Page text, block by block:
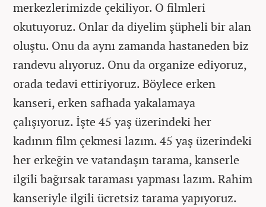
merkezlerimizde çekiliyor. O filmleri
okutuyoruz. Onlar da diyelim şüpheli bir alan
oluştu. Onu da aynı zamanda hastaneden biz
randevu alıyoruz. Onu da organize ediyoruz,
orada tedavi ettiriyoruz. Böylece erken
kanseri, erken safhada yakalamaya
çalışıyoruz. İşte 45 yaş üzerindeki her
kadının film çekmesi lazım. 45 yaş üzerindeki
her erkeğin ve vatandaşın tarama, kanserle
ilgili bağırsak taraması yapması lazım. Rahim
kanseriyle ilgili ücretsiz tarama yapıyoruz.